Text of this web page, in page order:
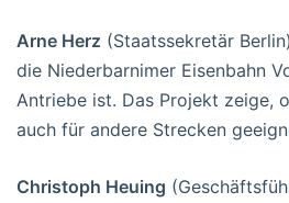
Arne Herz (Staatssekretär
die Niederbarnimer Eisenbahn
Antriebe ist. Das Projekt zeige,
auch für andere Strecken
Christoph Heuing